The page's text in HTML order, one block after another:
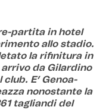
partita in hotel
allo stadio.
la rifinitura in
da Gilardino
E’ Genoa-
nonostante la
tagliandi del